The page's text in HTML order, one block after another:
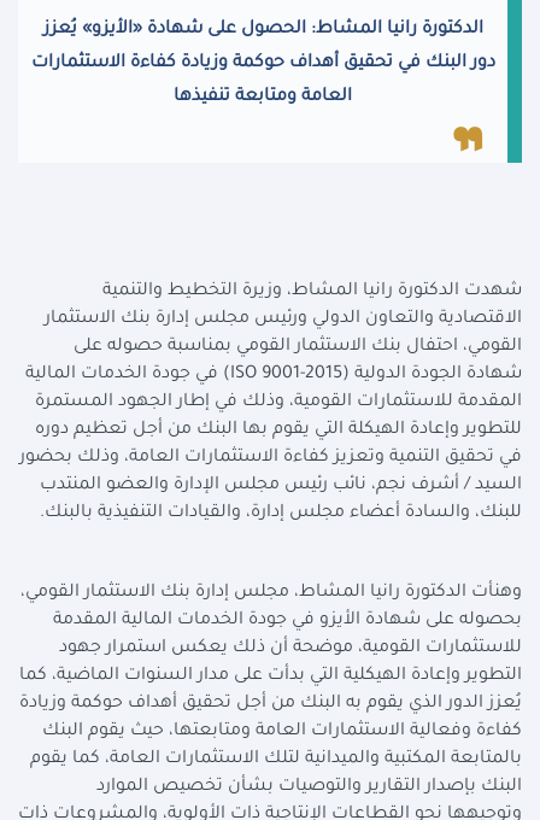
الدكتورة رانيا المشاط: الحصول على شهادة «الأيزو» يُعزز
دور البنك في تحقيق أهداف حوكمة وزيادة كفاءة الاستثمارات
العامة ومتابعة تنفيذها
شهدت الدكتورة رانيا المشاط، وزيرة التخطيط والتنمية
الاقتصادية والتعاون الدولي ورئيس مجلس إدارة بنك الاستثمار
القومي، احتفال بنك الاستثمار القومي بمناسبة حصوله على
شهادة الجودة الدولية (ISO 9001-2015) في جودة الخدمات المالية
المقدمة للاستثمارات القومية، وذلك في إطار الجهود المستمرة
للتطوير وإعادة الهيكلة التي يقوم بها البنك من أجل تعظيم دوره
في تحقيق التنمية وتعزيز كفاءة الاستثمارات العامة، وذلك بحضور
السيد / أشرف نجم، نائب رئيس مجلس الإدارة والعضو المنتدب
للبنك، والسادة أعضاء مجلس إدارة، والقيادات التنفيذية بالبنك.
وهنأت الدكتورة رانيا المشاط، مجلس إدارة بنك الاستثمار القومي،
بحصوله على شهادة الأيزو في جودة الخدمات المالية المقدمة
للاستثمارات القومية، موضحة أن ذلك يعكس استمرار جهود
التطوير وإعادة الهيكلية التي بدأت على مدار السنوات الماضية، كما
يُعزز الدور الذي يقوم به البنك من أجل تحقيق أهداف حوكمة وزيادة
كفاءة وفعالية الاستثمارات العامة ومتابعتها، حيث يقوم البنك
بالمتابعة المكتبية والميدانية لتلك الاستثمارات العامة، كما يقوم
البنك بإصدار التقارير والتوصيات بشأن تخصيص الموارد
وتوجيهها نحو القطاعات الإنتاجية ذات الأولوية، والمشروعات ذات